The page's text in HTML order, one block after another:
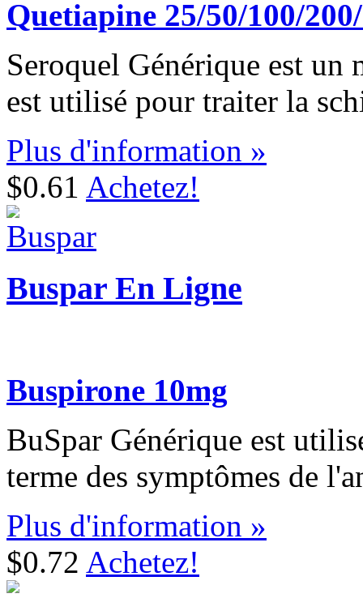
Quetiapine 25/50/100/
Seroquel Générique est
est utilisé pour traiter la
Plus d'information »
$0.61 Achetez!
Buspar En Ligne
Buspirone 10mg
BuSpar Générique est
terme des symptômes de
Plus d'information »
$0.72 Achetez!